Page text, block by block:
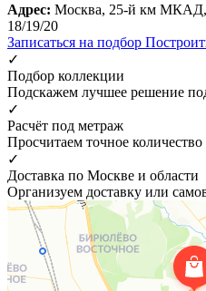
Адрес: Москва, 25-й км МКАД,
18/19/20
Записаться на подбор
✓
Подбор коллекции
Подскажем лучшее решение
✓
Расчёт под метраж
Просчитаем точное
✓
Доставка по Москве и области
Организуем доставку или